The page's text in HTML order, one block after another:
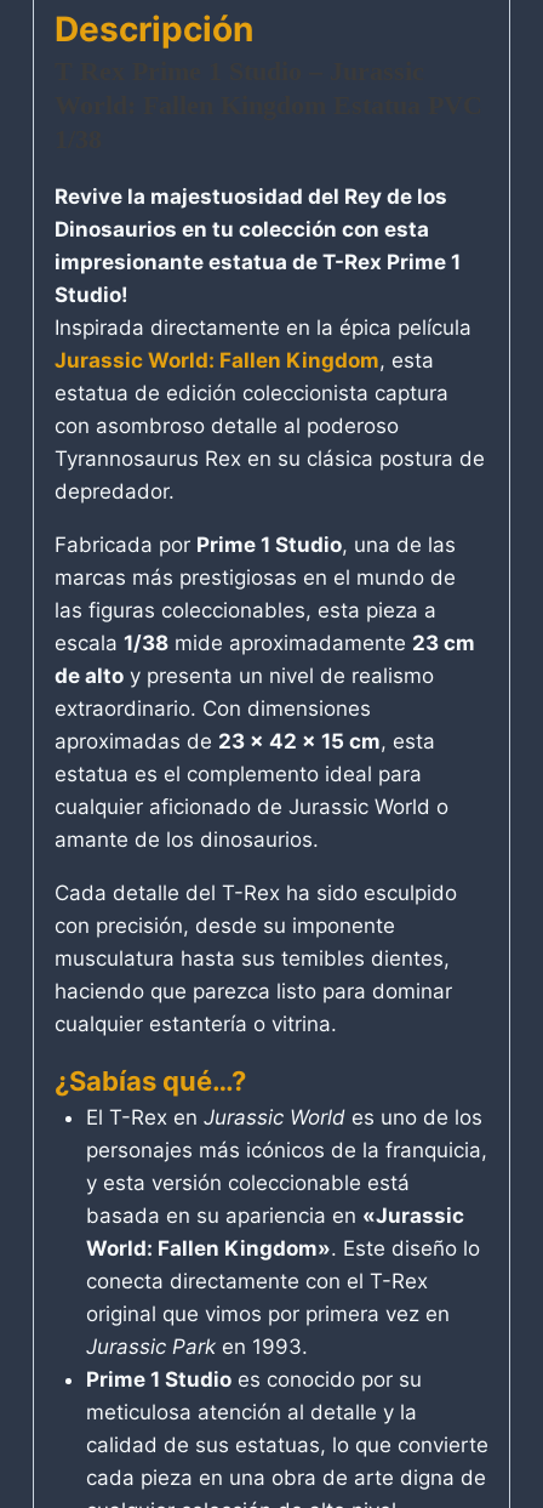
Descripción
Revive la majestuosidad del Rey de los
Dinosaurios en tu colección con esta
impresionante estatua de T-Rex Prime 1
Studio!
Inspirada directamente en la épica película
Jurassic World: Fallen Kingdom, esta
estatua de edición coleccionista captura
con asombroso detalle al poderoso
Tyrannosaurus Rex en su clásica postura de
depredador.
Fabricada por Prime 1 Studio, una de las
marcas más prestigiosas en el mundo de
las figuras coleccionables, esta pieza a
escala 1/38 mide aproximadamente 23 cm
de alto y presenta un nivel de realismo
extraordinario. Con dimensiones
aproximadas de 23 x 42 x 15 cm, esta
estatua es el complemento ideal para
cualquier aficionado de Jurassic World o
amante de los dinosaurios.
Cada detalle del T-Rex ha sido esculpido
con precisión, desde su imponente
musculatura hasta sus temibles dientes,
haciendo que parezca listo para dominar
cualquier estantería o vitrina.
¿Sabías qué…?
El T-Rex en Jurassic Worldes uno de los
personajes más icónicos de la franquicia,
y esta versión coleccionable está
basada en su apariencia en «Jurassic
World: Fallen Kingdom». Este diseño lo
conecta directamente con el T-Rex
original que vimos por primera vez en
Jurassic Parken 1993.
Prime 1 Studioes conocido por su
meticulosa atención al detalle y la
calidad de sus estatuas, lo que convierte
cada pieza en una obra de arte digna de